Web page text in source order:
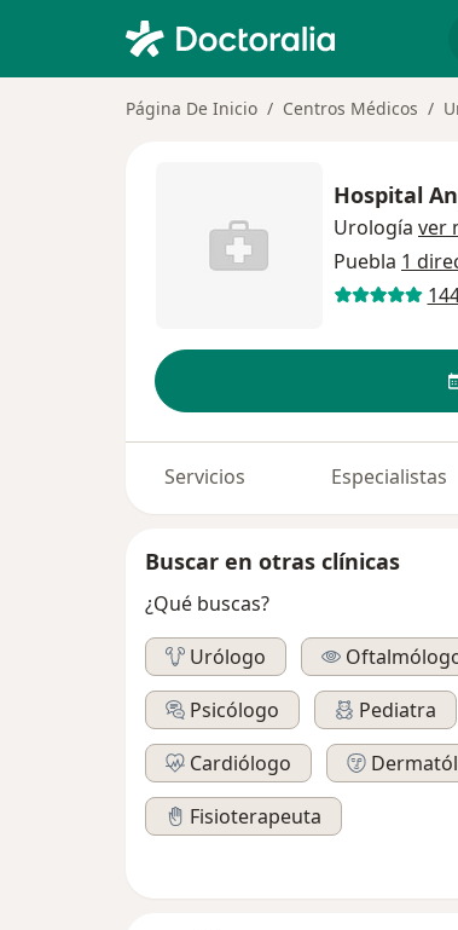
Página De Inicio Centros Médicos
Hospital
Urología ver
Puebla 1
Servicios Especialistas
Buscar en otras clínicas
¿Qué buscas?
Urólogo
Psicólogo
Pediatra
Cardiólogo
Fisioterapeuta